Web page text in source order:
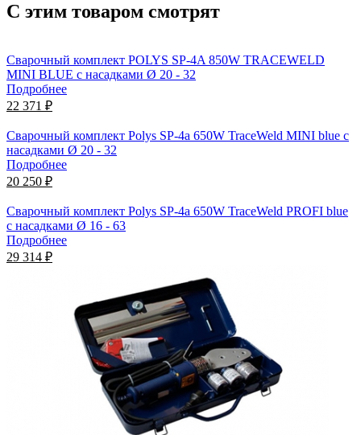
С этим товаром смотрят
Сварочный комплект POLYS SP-4A 850W TRACEWELD
MINI BLUE с насадками Ø 20 - 32
Подробнее
22 371 ₽
Сварочный комплект Polys SP-4a 650W TraceWeld MINI blue с
насадками Ø 20 - 32
Подробнее
20 250 ₽
Сварочный комплект Polys SP-4a 650W TraceWeld PROFI blue
с насадками Ø 16 - 63
Подробнее
29 314 ₽